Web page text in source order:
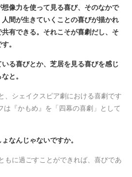
像力を使って見る喜び、そのなかで
間が生きていくことの喜びが描かれ
有できる。それこそが喜劇だし、そ
。
る喜びとか、芝居を見る喜びを感じ
と。
シェイクスピア劇における喜劇です
『かもめ』を「四幕の喜劇」として
なんじゃないですか。
に過ごすことができれば、喜びであ